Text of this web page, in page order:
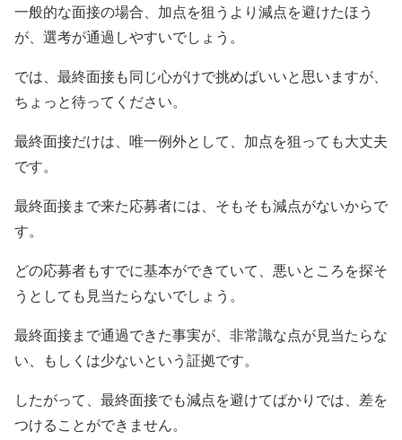
一般的な面接の場合、加点を狙うより減点を避けたほう
が、選考が通過しやすいでしょう。
では、最終面接も同じ心がけで挑めばいいと思いますが、
ちょっと待ってください。
最終面接だけは、唯一例外として、加点を狙っても大丈夫
です。
最終面接まで来た応募者には、そもそも減点がないからで
す。
どの応募者もすでに基本ができていて、悪いところを探そ
うとしても見当たらないでしょう。
最終面接まで通過できた事実が、非常識な点が見当たらな
い、もしくは少ないという証拠です。
したがって、最終面接でも減点を避けてばかりでは、差を
つけることができません。